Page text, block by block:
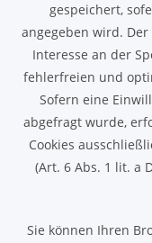
gespeichert,
angegeben wird.
Interesse an der
fehlerfreien und
Sofern eine
abgefragt wurde,
Cookies
(Art. 6 Abs. 1 lit. a
Sie können Ihren